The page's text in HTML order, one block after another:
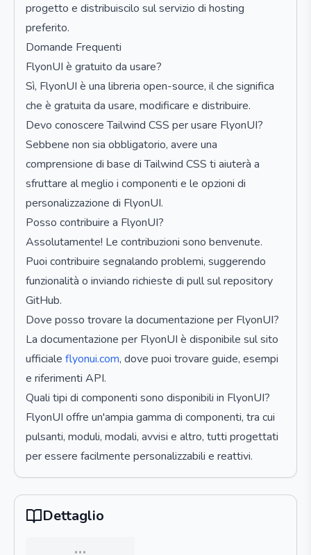
progetto e distribuiscilo sul servizio di hosting
preferito.
Domande Frequenti
FlyonUI è gratuito da usare?
Sì, FlyonUI è una libreria open-source, il che significa
che è gratuita da usare, modificare e distribuire.
Devo conoscere Tailwind CSS per usare FlyonUI?
Sebbene non sia obbligatorio, avere una
comprensione di base di Tailwind CSS ti aiuterà a
sfruttare al meglio i componenti e le opzioni di
personalizzazione di FlyonUI.
Posso contribuire a FlyonUI?
Assolutamente! Le contribuzioni sono benvenute.
Puoi contribuire segnalando problemi, suggerendo
funzionalità o inviando richieste di pull sul repository
GitHub.
Dove posso trovare la documentazione per FlyonUI?
La documentazione per FlyonUI è disponibile sul sito
ufficiale flyonui.com, dove puoi trovare guide, esempi
e riferimenti API.
Quali tipi di componenti sono disponibili in FlyonUI?
FlyonUI offre un'ampia gamma di componenti, tra cui
pulsanti, moduli, modali, avvisi e altro, tutti progettati
per essere facilmente personalizzabili e reattivi.
Dettaglio
…